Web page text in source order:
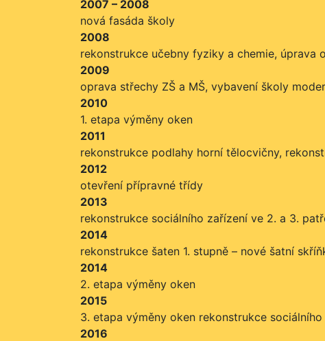
2007 – 2008
nová fasáda školy
2008
rekonstrukce učebny fyziky a chemie, úprava
2009
oprava střechy ZŠ a MŠ, vybavení školy
2010
1. etapa výměny oken
2011
rekonstrukce podlahy horní tělocvičny,
2012
otevření přípravné třídy
2013
rekonstrukce sociálního zařízení ve 2. a 3.
2014
rekonstrukce šaten 1. stupně – nové šatní
2014
2. etapa výměny oken
2015
3. etapa výměny oken rekonstrukce
2016